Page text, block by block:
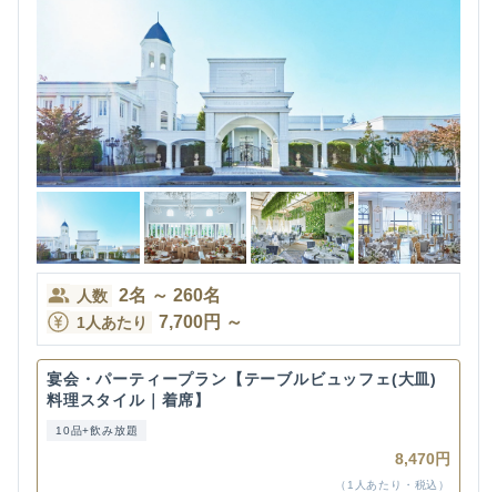
人数 2名 ～ 260名
1人あたり 7,700円 ～
宴会・パーティープラン【テーブルビュッフェ(大皿)
料理スタイル｜着席】
10品+飲み放題
8,470円
（1人あたり・税込）